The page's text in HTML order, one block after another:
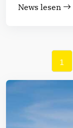
News lesen
1